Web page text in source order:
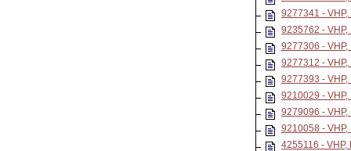
9277341 - VHP,
9235762 - VHP,
9277306 - VHP,
9277312 - VHP,
9277393 - VHP,
9210029 - VHP,
9279096 - VHP,
9210058 - VHP,
4255116 - VHP,